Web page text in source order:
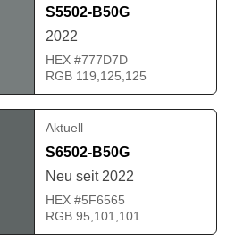
S5502-B50G
2022
HEX #777D7D
RGB 119,125,125
Aktuell
S6502-B50G
Neu seit 2022
HEX #5F6565
RGB 95,101,101